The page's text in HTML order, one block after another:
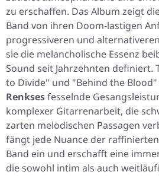
zu erschaffen. Das Album zeigt
Band von ihren Doom-lastigen
progressiveren und
sie die melancholische Essenz
Sound seit Jahrzehnten definiert.
to Divide" und "Behind the Blood"
Renksesfesselnde
komplexer Gitarrenarbeit, die
zarten melodischen Passagen
fängt jede Nuance der
Band ein und erschafft eine
die sowohl intim als auch